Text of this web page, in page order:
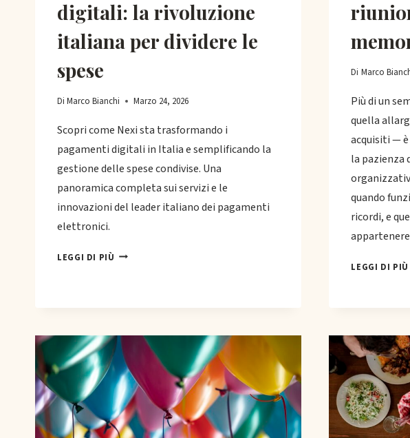
digitali: la rivoluzione
italiana per dividere le
spese
Di Marco Bianchi Marzo 24, 2026
Scopri come Nexi sta trasformando i
pagamenti digitali in Italia e semplificando la
gestione delle spese condivise. Una
panoramica completa sui servizi e le
innovazioni del leader italiano dei pagamenti
elettronici.
LEGGI DI PIÙ NEXI
LA
RIVOLUZIONE
ITALIANA
PER
DIVIDERE
LE
SPESE
Di Marco
Più di un
quella
acquisiti —
la pazienza
quando
ricordi, e
LEGGI DI PIÙ